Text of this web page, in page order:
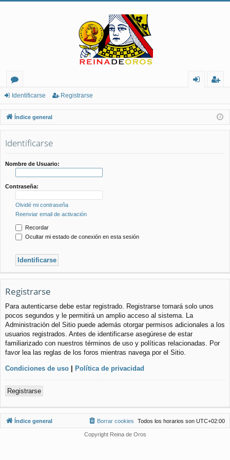
or
os
nt
ifi
ist
ra
Identificarse Registrarse
Índice general
Identificarse
Nombre de Usuario:
Contraseña:
Olvidé mi contraseña
Reenviar email de activación
Recordar
Ocultar mi estado de conexión en esta sesión
Registrarse
Para autenticarse debe estar registrado. Registrarse tomará solo unos
pocos segundos y le permitirá un amplio acceso al sistema. La
Administración del Sitio puede además otorgar permisos adicionales a los
usuarios registrados. Antes de identificarse asegúrese de estar
familiarizado con nuestros términos de uso y políticas relacionadas. Por
favor lea las reglas de los foros mientras navega por el Sitio.
Condiciones de uso | Política de privacidad
Registrarse
Índice general Todos los horarios son UTC+02:00
Borrar cookies
Copyright Reina de Oros